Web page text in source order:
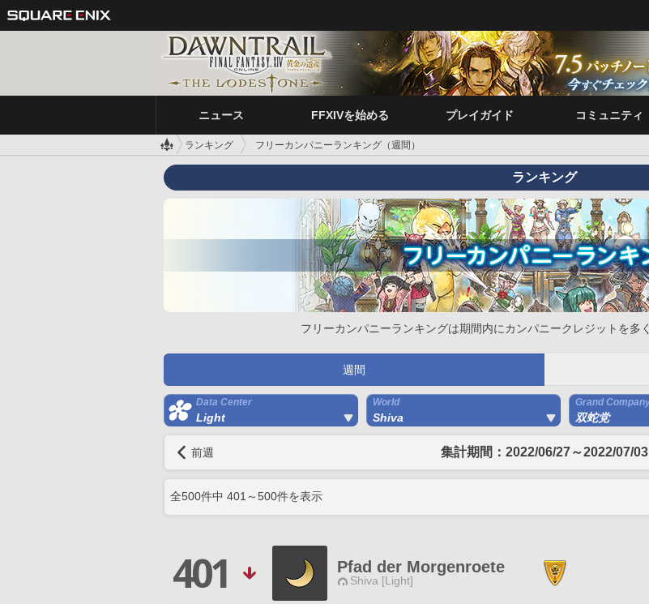
ニュース FFXIVを始める プレイガイド コミュニティ
ランキング フリーカンパニーランキング（週間）
ランキング
フリーカンパニーランキングは期間内にカンパニークレジットを多
週間
Data Center
Light
World
Shiva
Grand
双蛇党
前週 集計期間：2022/06/27～2022/07/03
全500件中 401 ～500件を表示
401 Pfad der Morgenroete
Shiva [Light]